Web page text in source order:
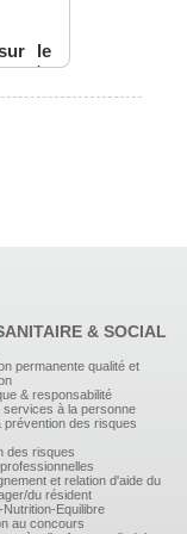
le
son
& SOCIAL
permanente qualité et
& responsabilité
services à la personne
prévention des risques
des risques
et relation d'aide du
du résident
Nutrition-Equilibre
au concours